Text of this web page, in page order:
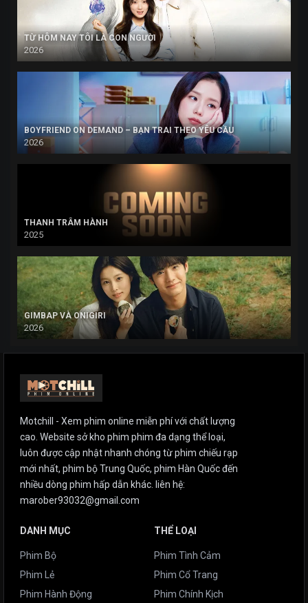
TỪ HÔM NAY TÔI LÀ CON NGƯỜI
2026
BOYFRIEND ON DEMAND – BẠN TRAI THEO YÊU CẦU
2026
THANH TRÂM HÀNH
2025
GIMBAP VÀ ONIGIRI
2026
Motchill - Xem phim online miễn phí với chất lượng
cao. Website sở kho phim phim đa dạng thể loại,
luôn được cập nhật nhanh chóng từ phim chiếu rạp
mới nhất, phim bộ Trung Quốc, phim Hàn Quốc đến
nhiều dòng phim hấp dẫn khác. liên hệ:
marober93032@gmail.com
DANH MỤC
Phim Bộ
Phim Lẻ
Phim Hành Động
THỂ LOẠI
Phim Tình Cảm
Phim Cổ Trang
Phim Chính Kịch